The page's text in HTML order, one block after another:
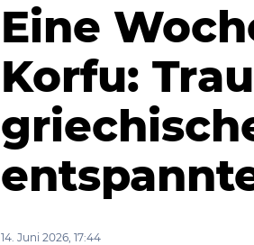
Eine
Korfu:
14. Juni 2026, 17:44